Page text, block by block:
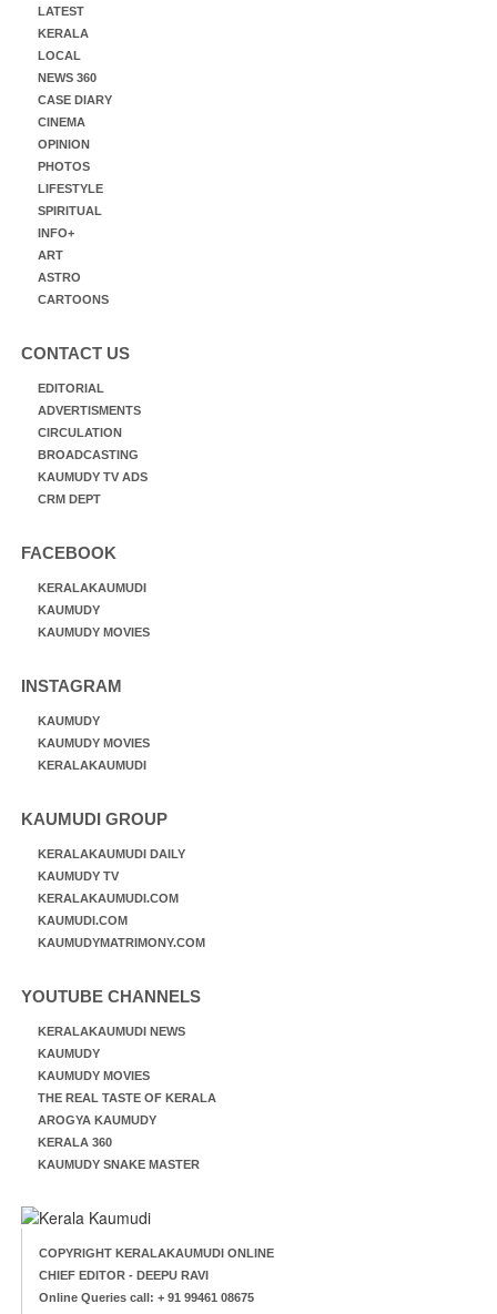
LATEST
KERALA
LOCAL
NEWS 360
CASE DIARY
CINEMA
OPINION
PHOTOS
LIFESTYLE
SPIRITUAL
INFO+
ART
ASTRO
CARTOONS
CONTACT US
EDITORIAL
ADVERTISMENTS
CIRCULATION
BROADCASTING
KAUMUDY TV ADS
CRM DEPT
FACEBOOK
KERALAKAUMUDI
KAUMUDY
KAUMUDY MOVIES
INSTAGRAM
KAUMUDY
KAUMUDY MOVIES
KERALAKAUMUDI
KAUMUDI GROUP
KERALAKAUMUDI DAILY
KAUMUDY TV
KERALAKAUMUDI.COM
KAUMUDI.COM
KAUMUDYMATRIMONY.COM
YOUTUBE CHANNELS
KERALAKAUMUDI NEWS
KAUMUDY
KAUMUDY MOVIES
THE REAL TASTE OF KERALA
AROGYA KAUMUDY
KERALA 360
KAUMUDY SNAKE MASTER
COPYRIGHT KERALAKAUMUDI ONLINE
CHIEF EDITOR - DEEPU RAVI
Online Queries call: + 91 99461 08675